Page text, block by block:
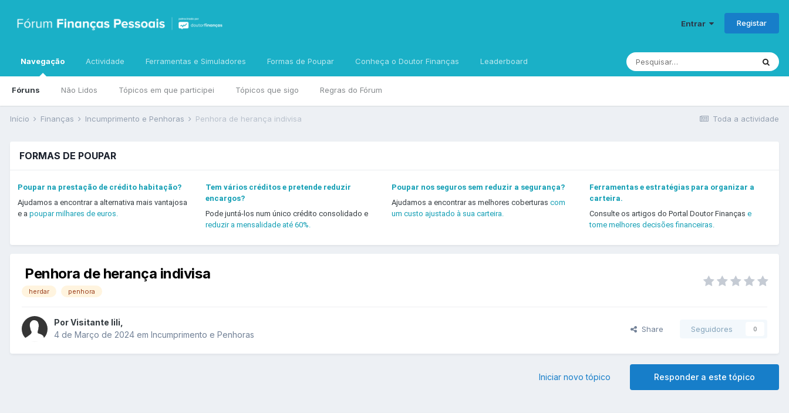
Entrar Registar
Navegação
Fóruns Não Lidos Tópicos em que participei Tópicos que sigo Regras do Fórum
Actividade Ferramentas e Simuladores Formas de Poupar Conheça o Doutor Finanças Leaderboard
Toda a actividade
Início Finanças Incumprimento e Penhoras Penhora de herança indivisa
FORMAS DE POUPAR
Poupar na prestação de crédito habitação?
Ajudamos a encontrar a alternativa mais vantajosa
e a poupar milhares de euros.
Tem vários créditos e pretende reduzir
encargos?
Pode juntá-los num único crédito consolidado e
reduzir a mensalidade até 60%.
Poupar nos seguros sem reduzir a segurança?
Ajudamos a encontrar as melhores coberturascom
um custo ajustado à sua carteira.
Ferramentas e estratégias para organizar a
carteira.
Consulte os artigos do Portal Doutor Finanças e
tome melhores decisões financeiras.
Penhora de herança indivisa
herdar penhora
PorVisitante lili
4 de Março de 2024 em Incumprimento e Penhoras
Share Seguidores 0
Responder a este tópico
Iniciar novo tópico